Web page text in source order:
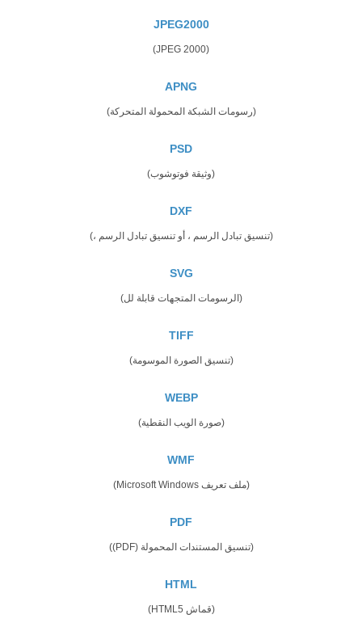
JPEG2000
(JPEG 2000)
APNG
(رسومات الشبكة المحمولة المتحركة)
PSD
(وثيقة فوتوشوب)
DXF
(تنسيق تبادل الرسم ، أو تنسيق تبادل الرسم ،)
SVG
(الرسومات المتجهات قابلة لل)
TIFF
(تنسيق الصورة الموسومة)
WEBP
(صورة الويب النقطية)
WMF
(ملف تعريف Microsoft Windows)
PDF
(تنسيق المستندات المحمولة (PDF))
HTML
(قماش HTML5)